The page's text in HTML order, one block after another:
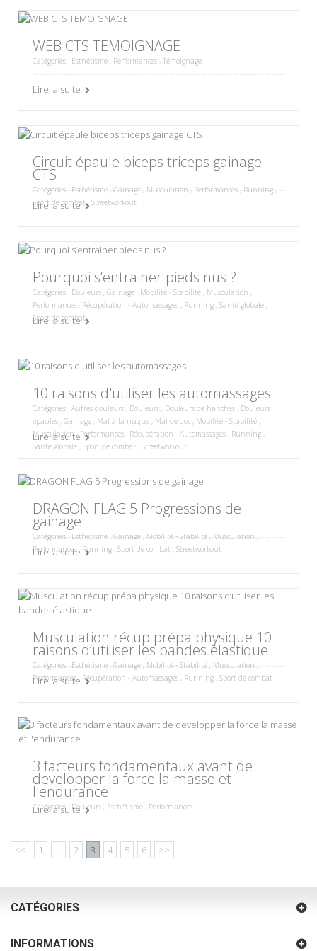
WEB CTS TEMOIGNAGE
Catégories : Esthétisme Performances Témoignage
Lire la suite
Circuit épaule biceps triceps gainage
CTS
Catégories : Esthétisme,Gainage,Musculation, Performances, Running,
Sport de combat, Streetworkout
Lire la suite
Pourquoi s’entrainer pieds nus ?
Catégories : Douleurs Gainage Mobilité - Stabilité Musculation
Performances , Récupération - Automassages , Running , Santé globale,
Sport de combat
Lire la suite
10 raisons d'utiliser les automassages
Catégories : Autres douleurs Douleurs Douleurs de hanches
Douleurs
épaules,Gainage,Mal à la nuque,Mal de dos,Mobilité - Stabilité,
Musculation,Performances Récupération - Automassages Running
Santé globale Sport de combat Streetworkout
Lire la suite
DRAGON FLAG 5 Progressions de
gainage
Catégories : Esthétisme,Gainage,Mobilité - Stabilité,Musculation,
Performances, Running Sport de combat Streetworkout
Lire la suite
Musculation récup prépa physique 10
raisons d’utiliser les bandes élastique
Catégories : Esthétisme,Gainage,Mobilité - Stabilité,Musculation,
Performances, Récupération - Automassages Running Sport de combat
Lire la suite
3 facteurs fondamentaux avant de
developper la force la masse et
l'endurance
Catégories :Douleurs Esthétisme Performances
Lire la suite
<< 1 ... 2 3 4 5 6 >>
CATÉGORIES
INFORMATIONS